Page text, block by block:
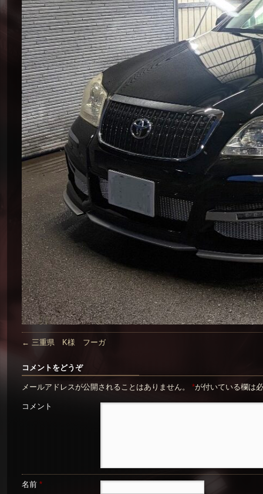
← 三重県 K様 フーガ
コメントをどうぞ
メールアドレスが公開されることはありません。 *が付いている欄は
コメント
名前 *